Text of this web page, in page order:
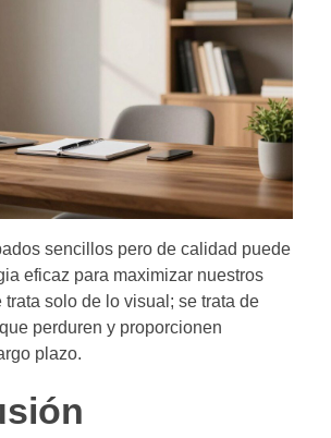
sencillos pero de calidad puede
eficaz para maximizar nuestros
trata solo de lo visual; se trata de
perduren y proporcionen
plazo.